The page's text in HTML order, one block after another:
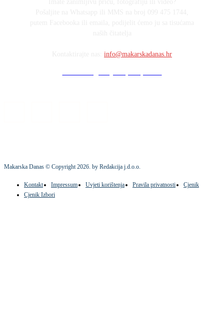
info@makarskadanas.hr
Makarska Danas © Copyright2026. by Redakcija j.d.o.o.
Kontakt Impressum Uvjeti korištenja Pravila privatnosti
Cjenik
Cjenik Izbori